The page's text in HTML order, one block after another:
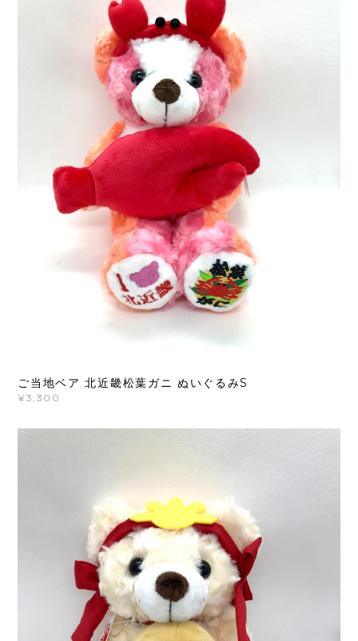
ご当地ベア 北近畿松葉ガニ ぬいぐるみS
¥3,300